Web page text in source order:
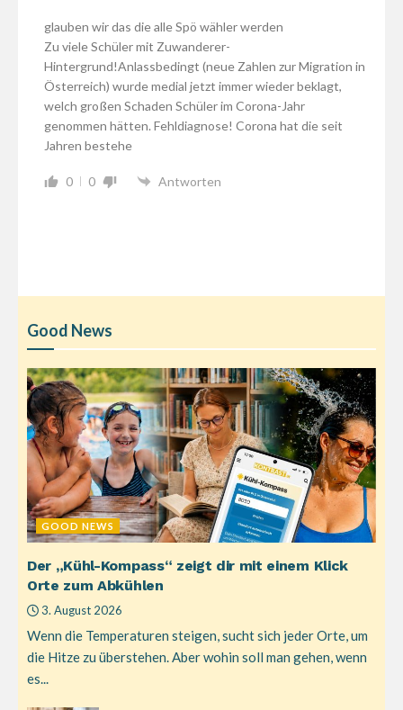
glauben wir das die alle Spö wähler werden
Zu viele Schüler mit Zuwanderer-
Hintergrund!Anlassbedingt (neue Zahlen zur Migration in
Österreich) wurde medial jetzt immer wieder beklagt,
welch großen Schaden Schüler im Corona-Jahr
genommen hätten. Fehldiagnose! Corona hat die seit
Jahren bestehe
0 0 Antworten
Good News
GOOD NEWS
Der „Kühl-Kompass“ zeigt dir mit einem Klick
Orte zum Abkühlen
3. August 2026
Wenn die Temperaturen steigen, sucht sich jeder Orte, um
die Hitze zu überstehen. Aber wohin soll man gehen, wenn
es...